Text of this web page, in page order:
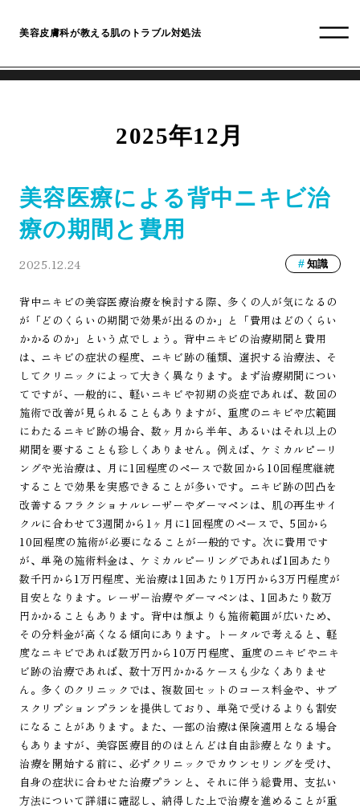
美容皮膚科が教える肌のトラブル対処法
2025年12月
美容医療による背中ニキビ治
療の期間と費用
2025.12.24 知識
背中ニキビの美容医療治療を検討する際、多くの人が気になるの
が「どのくらいの期間で効果が出るのか」と「費用はどのくらい
かかるのか」という点でしょう。背中ニキビの治療期間と費用
は、ニキビの症状の程度、ニキビ跡の種類、選択する治療法、そ
してクリニックによって大きく異なります。まず治療期間につい
てですが、一般的に、軽いニキビや初期の炎症であれば、数回の
施術で改善が見られることもありますが、重度のニキビや広範囲
にわたるニキビ跡の場合、数ヶ月から半年、あるいはそれ以上の
期間を要することも珍しくありません。例えば、ケミカルピーリ
ングや光治療は、月に1回程度のペースで数回から10回程度継続
することで効果を実感できることが多いです。ニキビ跡の凹凸を
改善するフラクショナルレーザーやダーマペンは、肌の再生サイ
クルに合わせて3週間から1ヶ月に1回程度のペースで、5回から
10回程度の施術が必要になることが一般的です。次に費用です
が、単発の施術料金は、ケミカルピーリングであれば1回あたり
数千円から1万円程度、光治療は1回あたり1万円から3万円程度が
目安となります。レーザー治療やダーマペンは、1回あたり数万
円かかることもあります。背中は顔よりも施術範囲が広いため、
その分料金が高くなる傾向にあります。トータルで考えると、軽
度なニキビであれば数万円から10万円程度、重度のニキビやニキ
ビ跡の治療であれば、数十万円かかるケースも少なくありませ
ん。多くのクリニックでは、複数回セットのコース料金や、サブ
スクリプションプランを提供しており、単発で受けるよりも割安
になることがあります。また、一部の治療は保険適用となる場合
もありますが、美容医療目的のほとんどは自由診療となります。
治療を開始する前に、必ずクリニックでカウンセリングを受け、
自身の症状に合わせた治療プランと、それに伴う総費用、支払い
方法について詳細に確認し、納得した上で治療を進めることが重